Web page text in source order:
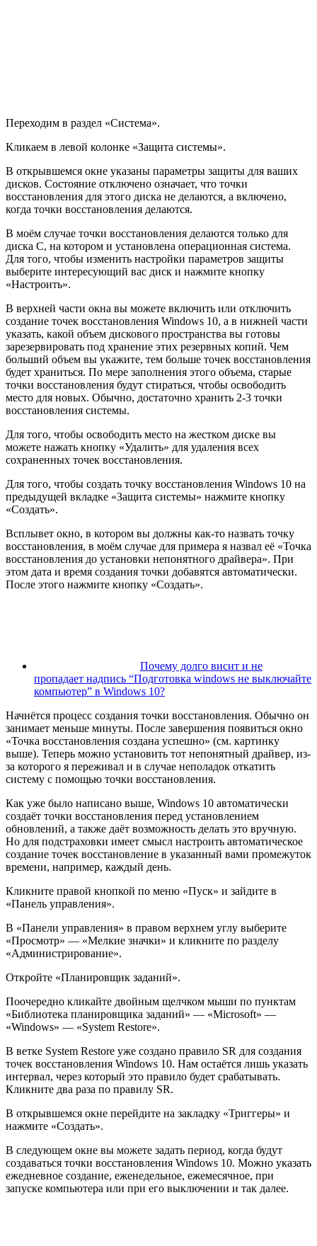
Переходим в раздел «Система».
Кликаем в левой колонке «Защита системы».
В открывшемся окне указаны параметры защиты для ваших
дисков. Состояние отключено означает, что точки
восстановления для этого диска не делаются, а включено,
когда точки восстановления делаются.
В моём случае точки восстановления делаются только для
диска C, на котором и установлена операционная система.
Для того, чтобы изменить настройки параметров защиты
выберите интересующий вас диск и нажмите кнопку
«Настроить».
В верхней части окна вы можете включить или отключить
создание точек восстановления Windows 10, а в нижней части
указать, какой объем дискового пространства вы готовы
зарезервировать под хранение этих резервных копий. Чем
больший объем вы укажите, тем больше точек восстановления
будет храниться. По мере заполнения этого объема, старые
точки восстановления будут стираться, чтобы освободить
место для новых. Обычно, достаточно хранить 2-3 точки
восстановления системы.
Для того, чтобы освободить место на жестком диске вы
можете нажать кнопку «Удалить» для удаления всех
сохраненных точек восстановления.
Для того, чтобы создать точку восстановления Windows 10 на
предыдущей вкладке «Защита системы» нажмите кнопку
«Создать».
Всплывет окно, в котором вы должны как-то назвать точку
восстановления, в моём случае для примера я назвал её «Точка
восстановления до установки непонятного драйвера». При
этом дата и время создания точки добавятся автоматически.
После этого нажмите кнопку «Создать».
Почему долго висит и не
пропадает надпись “Подготовка windows не выключайте
компьютер” в Windows 10?
Начнётся процесс создания точки восстановления. Обычно он
занимает меньше минуты. После завершения появиться окно
«Точка восстановления создана успешно» (см. картинку
выше). Теперь можно установить тот непонятный драйвер, из-
за которого я переживал и в случае неполадок откатить
систему с помощью точки восстановления.
Как уже было написано выше, Windows 10 автоматически
создаёт точки восстановления перед установлением
обновлений, а также даёт возможность делать это вручную.
Но для подстраховки имеет смысл настроить автоматическое
создание точек восстановление в указанный вами промежуток
времени, например, каждый день.
Кликните правой кнопкой по меню «Пуск» и зайдите в
«Панель управления».
В «Панели управления» в правом верхнем углу выберите
«Просмотр» — «Мелкие значки» и кликните по разделу
«Администрирование».
Откройте «Планировщик заданий».
Поочередно кликайте двойным щелчком мыши по пунктам
«Библиотека планировщика заданий» — «Microsoft» —
«Windows» — «System Restore».
В ветке System Restore уже создано правило SR для создания
точек восстановления Windows 10. Нам остаётся лишь указать
интервал, через который это правило будет срабатывать.
Кликните два раза по правилу SR.
В открывшемся окне перейдите на закладку «Триггеры» и
нажмите «Создать».
В следующем окне вы можете задать период, когда будут
создаваться точки восстановления Windows 10. Можно указать
ежедневное создание, еженедельное, ежемесячное, при
запуске компьютера или при его выключении и так далее.